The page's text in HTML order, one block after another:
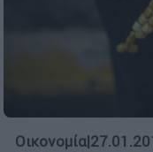
Οικονομία|